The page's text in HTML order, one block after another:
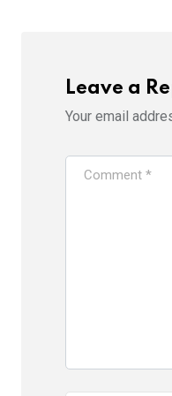
Leave a
Your email